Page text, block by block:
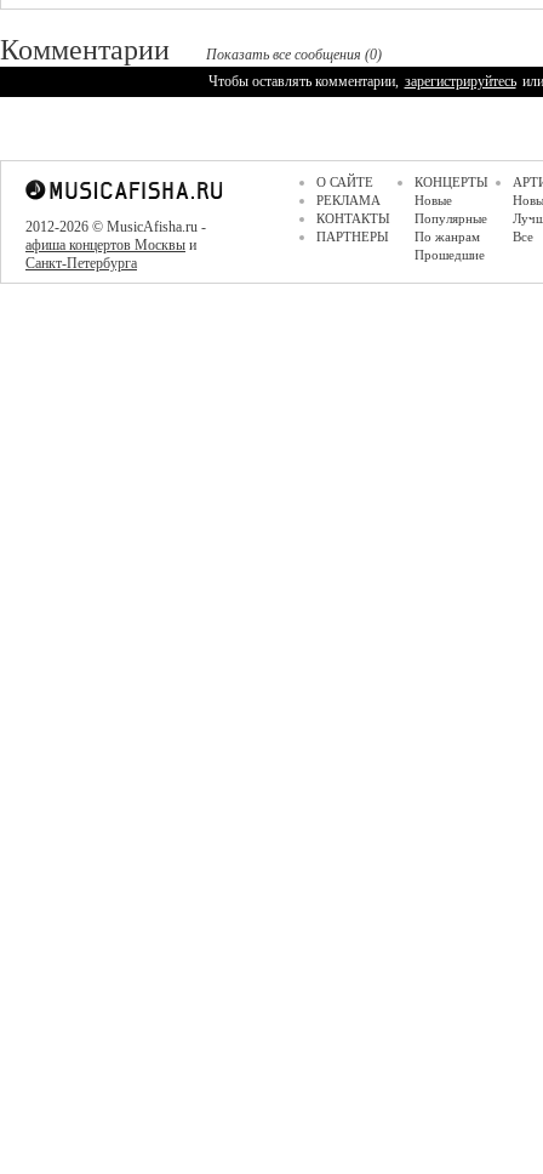
Комментарии
Показать все сообщения (0)
Чтобы оставлять комментарии, зарегистрируйтесь или
2012-2026 © MusicAfisha.ru -
афиша концертов Москвы и
Санкт-Петербурга
О САЙТЕ
РЕКЛАМА
КОНТАКТЫ
ПАРТНЕРЫ
КОНЦЕРТЫ
Новые
Популярные
По жанрам
Прошедшие
Все